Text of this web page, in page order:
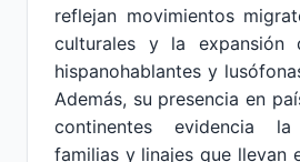
reflejan movimientos
culturales y la expansión
hispanohablantes y
Además, su presencia en
continentes evidencia
familias y linajes que llevan